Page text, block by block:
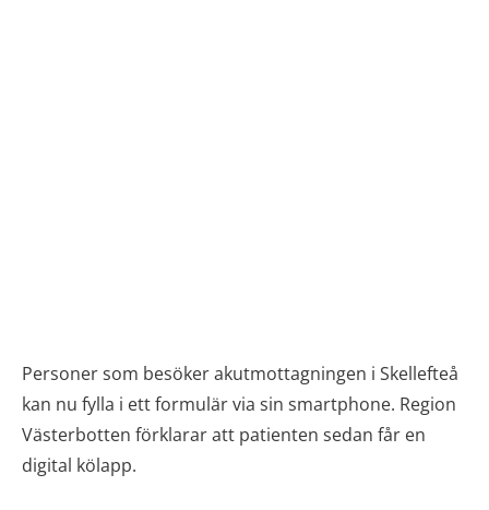
Personer som besöker akutmottagningen i Skellefteå
kan nu fylla i ett formulär via sin smartphone. Region
Västerbotten förklarar att patienten sedan får en
digital kölapp.